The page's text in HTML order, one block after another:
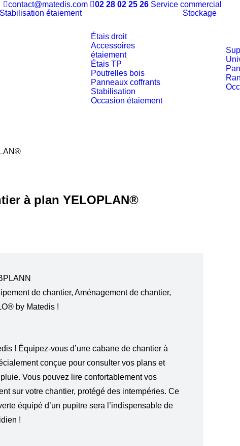
contact@matedis.com 02 28 02 25 26 Service commercial
Stabilisation étaiement
Étais droit
Accessoires
étaiement
Étais TP
Poutrelles bois
Panneaux coffrants
Stabilisation
Occasion étaiement
Stockage
à plan YELOPLAN®
de chantier, Aménagement de chantier,
by Matedis !
! Équipez-vous d’une cabane de chantier à
conçue pour consulter vos plans et
Vous pouvez lire confortablement vos
sur votre chantier, protégé des intempéries. Ce
équipé d’un pupitre sera l’indispensable de
!